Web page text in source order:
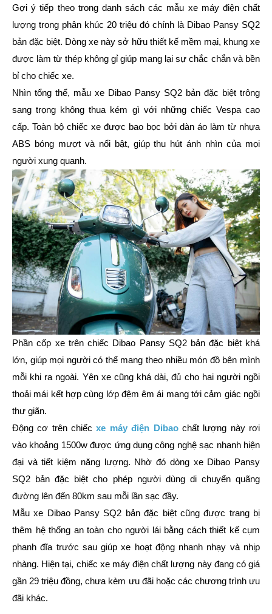
Gợi ý tiếp theo trong danh sách các mẫu xe máy điện chất
lượng trong phân khúc 20 triệu đó chính là Dibao Pansy SQ2
bản đặc biệt. Dòng xe này sở hữu thiết kế mềm mại, khung xe
được làm từ thép không gỉ giúp mang lại sự chắc chắn và bền
bỉ cho chiếc xe.
Nhìn tổng thể, mẫu xe Dibao Pansy SQ2 bản đặc biệt trông
sang trọng không thua kém gì với những chiếc Vespa cao
cấp. Toàn bộ chiếc xe được bao bọc bởi dàn áo làm từ nhựa
ABS bóng mượt và nổi bật, giúp thu hút ánh nhìn của mọi
người xung quanh.
Phần cốp xe trên chiếc Dibao Pansy SQ2 bản đặc biệt khá
lớn, giúp mọi người có thể mang theo nhiều món đồ bên mình
mỗi khi ra ngoài. Yên xe cũng khá dài, đủ cho hai người ngồi
thoải mái kết hợp cùng lớp đệm êm ái mang tới cảm giác ngồi
thư giãn.
Động cơ trên chiếcxe máy điện Dibaochất lượng này rơi
vào khoảng 1500w được ứng dụng công nghệ sạc nhanh hiện
đại và tiết kiệm năng lượng. Nhờ đó dòng xe Dibao Pansy
SQ2 bản đặc biệt cho phép người dùng di chuyển quãng
đường lên đến 80km sau mỗi lần sạc đầy.
Mẫu xe Dibao Pansy SQ2 bản đặc biệt cũng được trang bị
thêm hệ thống an toàn cho người lái bằng cách thiết kế cụm
phanh đĩa trước sau giúp xe hoạt động nhanh nhạy và nhịp
nhàng. Hiện tại, chiếc xe máy điện chất lượng này đang có giá
gần 29 triệu đồng, chưa kèm ưu đãi hoặc các chương trình ưu
đãi khác.